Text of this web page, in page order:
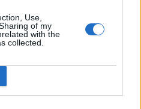
Use,
of my
with the
collected.
εγκληματικό τους